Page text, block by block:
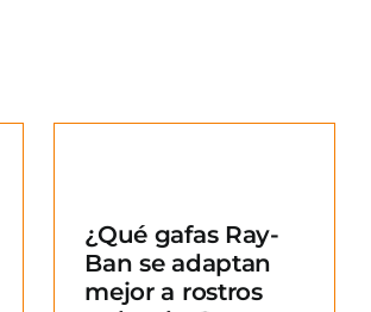
¿Qué gafas Ray-
Ban se adaptan
mejor a rostros